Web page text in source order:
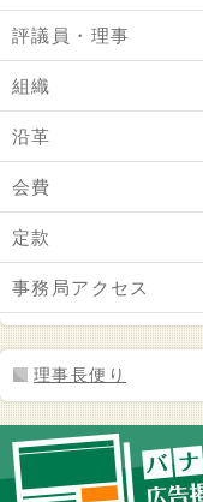
評議員・理事
組織
沿革
会費
定款
事務局アクセス
理事長便り